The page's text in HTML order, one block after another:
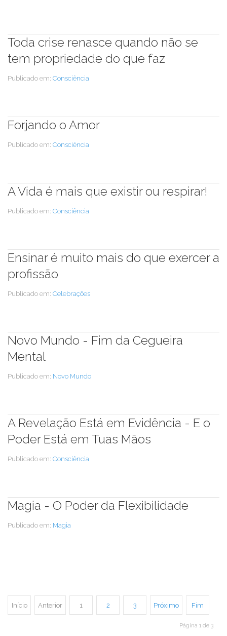
Toda crise renasce quando não se
tem propriedade do que faz
Publicado em: Consciência
Forjando o Amor
Publicado em: Consciência
A Vida é mais que existir ou respirar!
Publicado em: Consciência
Ensinar é muito mais do que exercer a
profissão
Publicado em: Celebrações
Novo Mundo - Fim da Cegueira
Mental
Publicado em: Novo Mundo
A Revelação Está em Evidência - E o
Poder Está em Tuas Mãos
Publicado em: Consciência
Magia - O Poder da Flexibilidade
Publicado em: Magia
Início Anterior 1 2 3 Próximo Fim
Página 1 de 3